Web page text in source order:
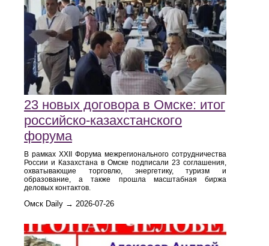
23 новых договора в Омске: итог
российско‑казахстанского
форума
В рамках XXII Форума межрегионального сотрудничества
России и Казахстана в Омске подписали 23 соглашения,
охватывающие торговлю, энергетику, туризм и
образование, а также прошла масштабная биржа
деловых контактов.
Омск Daily → 2026-07-26